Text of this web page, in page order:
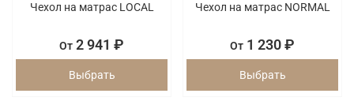
Чехол на матрас LOCAL
От 2 941 ₽
Выбрать
Чехол на матрас NORMAL
От 1 230 ₽
Выбрать